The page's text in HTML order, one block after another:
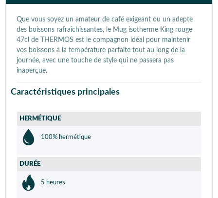
Que vous soyez un amateur de café exigeant ou un adepte
des boissons rafraîchissantes, le Mug isotherme King rouge
47cl de THERMOS est le compagnon idéal pour maintenir
vos boissons à la température parfaite tout au long de la
journée, avec une touche de style qui ne passera pas
inaperçue.
Caractéristiques principales
HERMÉTIQUE
100% hermétique
DURÉE
5 heures